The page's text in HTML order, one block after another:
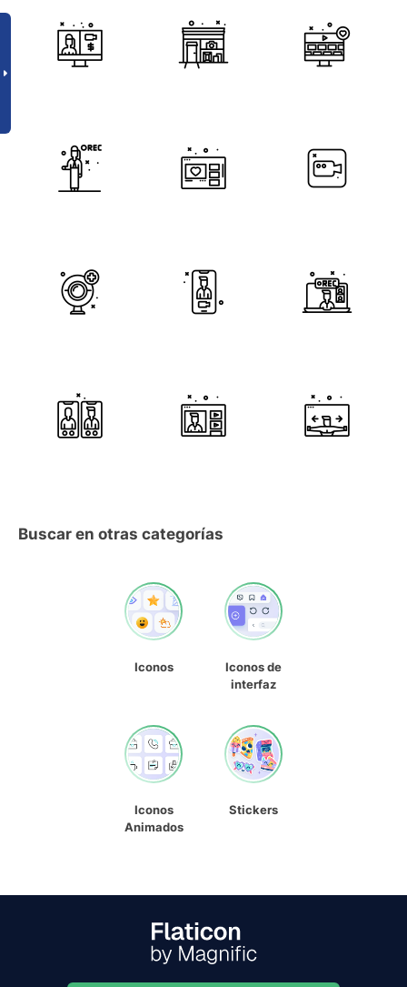
Buscar en otras categorías
Iconos
Iconos de
interfaz
Iconos
Animados
Stickers